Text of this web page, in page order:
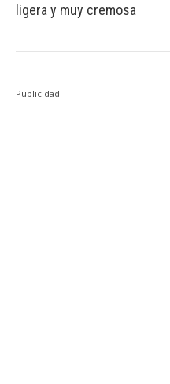
ligera y muy cremosa
Publicidad